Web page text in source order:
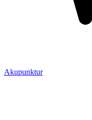
Akupunktur